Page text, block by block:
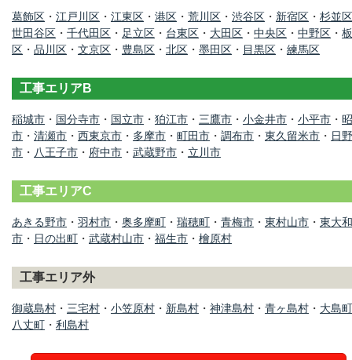
葛飾区 ・ 江戸川区 ・ 江東区 ・ 港区 ・ 荒川区 ・ 渋谷区 ・ 新宿区 ・ 杉並区
世田谷区 ・ 千代田区 ・ 足立区 ・ 台東区 ・ 大田区 ・ 中央区 ・ 中野区 ・
区 ・ 品川区 ・ 文京区 ・ 豊島区 ・ 北区 ・ 墨田区 ・ 目黒区 ・ 練馬区
工事エリアB
稲城市 ・ 国分寺市 ・ 国立市 ・ 狛江市 ・ 三鷹市 ・ 小金井市 ・ 小平市 ・
市 ・ 清瀬市 ・ 西東京市 ・ 多摩市 ・ 町田市 ・ 調布市 ・ 東久留米市 ・ 日野
市 ・ 八王子市 ・ 府中市 ・ 武蔵野市 ・ 立川市
工事エリアC
あきる野市 ・ 羽村市 ・ 奥多摩町 ・ 瑞穂町 ・ 青梅市 ・ 東村山市 ・ 東大和
市 ・ 日の出町 ・ 武蔵村山市 ・ 福生市 ・ 檜原村
工事エリア外
御蔵島村 ・ 三宅村 ・ 小笠原村 ・ 新島村 ・ 神津島村 ・ 青ヶ島村 ・ 大島町
八丈町 ・ 利島村